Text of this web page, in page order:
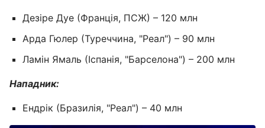
Дезіре Дуе (Франція, ПСЖ) – 120 млн
Арда Гюлер (Туреччина, "Реал") – 90 млн
Ламін Ямаль (Іспанія, "Барселона") – 200 млн
Нападник:
Ендрік (Бразилія, "Реал") – 40 млн